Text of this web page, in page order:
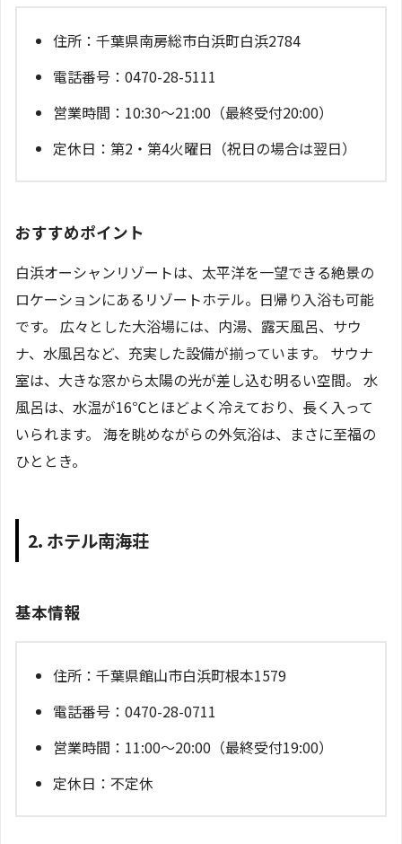
住所：千葉県南房総市白浜町白浜2784
電話番号：0470-28-5111
営業時間：10:30～21:00（最終受付20:00）
定休日：第2・第4火曜日（祝日の場合は翌日）
おすすめポイント
白浜オーシャンリゾートは、太平洋を一望できる絶景の
ロケーションにあるリゾートホテル。日帰り入浴も可能
です。 広々とした大浴場には、内湯、露天風呂、サウ
ナ、水風呂など、充実した設備が揃っています。 サウナ
室は、大きな窓から太陽の光が差し込む明るい空間。 水
風呂は、水温が16℃とほどよく冷えており、長く入って
いられます。 海を眺めながらの外気浴は、まさに至福の
ひととき。
2. ホテル南海荘
基本情報
住所：千葉県館山市白浜町根本1579
電話番号：0470-28-0711
営業時間：11:00～20:00（最終受付19:00）
定休日：不定休